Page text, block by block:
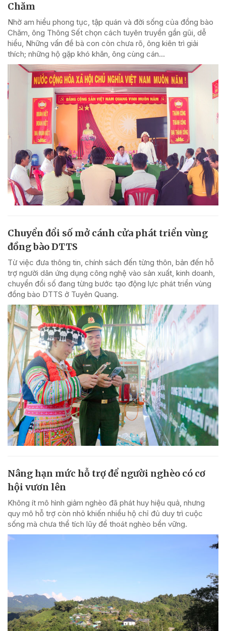
Chăm
Nhờ am hiểu phong tục, tập quán và đời sống của đồng bào
Chăm, ông Thông Sết chọn cách tuyên truyền gần gũi, dễ
hiểu, Những vấn đề bà con còn chưa rõ, ông kiên trì giải
thích; những hộ gặp khó khăn, ông cùng cán...
Chuyển đổi số mở cánh cửa phát triển vùng
đồng bào DTTS
Từ việc đưa thông tin, chính sách đến từng thôn, bản đến hỗ
trợ người dân ứng dụng công nghệ vào sản xuất, kinh doanh,
chuyển đổi số đang từng bước tạo động lực phát triển vùng
đồng bào DTTS ở Tuyên Quang.
Nâng hạn mức hỗ trợ để người nghèo có cơ
hội vươn lên
Không ít mô hình giảm nghèo đã phát huy hiệu quả, nhưng
quy mô hỗ trợ còn nhỏ khiến nhiều hộ chỉ đủ duy trì cuộc
sống mà chưa thể tích lũy để thoát nghèo bền vững.